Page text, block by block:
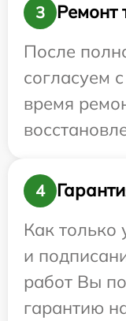
3
Ремонт
После
согласуем
время
4
Как только
и
работ Вы
гарантию